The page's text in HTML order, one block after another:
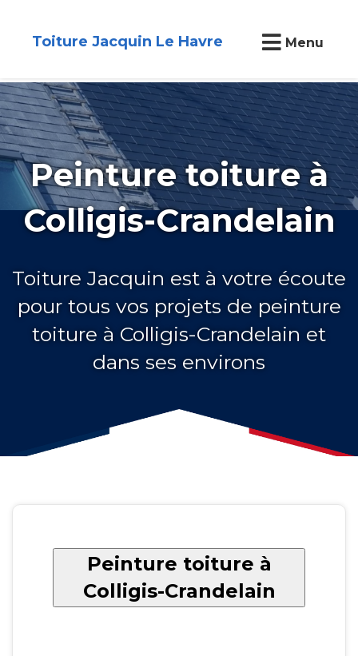
Toiture Jacquin Le Havre Menu
Peinture toiture à
Colligis-Crandelain
Toiture Jacquin est à votre écoute
pour tous vos projets de peinture
toiture à Colligis-Crandelain et
dans ses environs
Peinture toiture à
Colligis-Crandelain